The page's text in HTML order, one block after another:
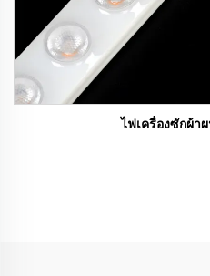
ไฟเครื่องซักผ้า